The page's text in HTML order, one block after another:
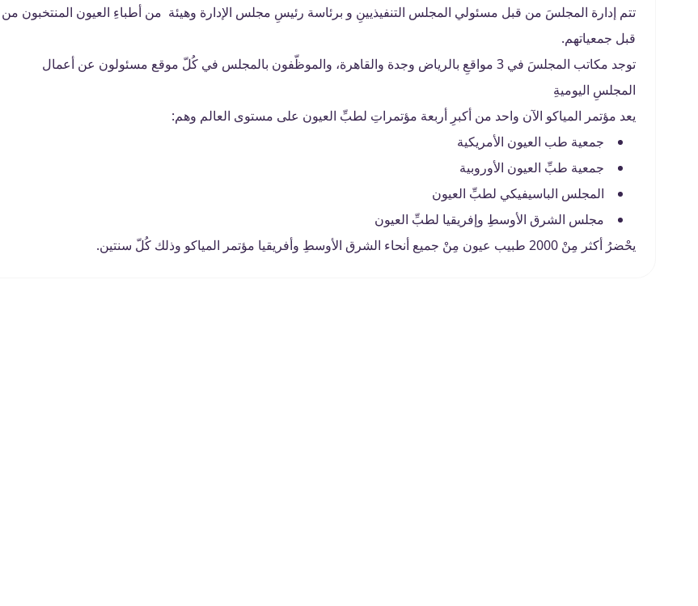
تتم إدارة المجلسَ من قبل مسئولي المجلس التنفيذيينِ و برئاسة رئيسِ مجلس الإدارة وهيئة من أطباءِ العيون المنتخبون من
قبل جمعياتهم.
توجد مكاتب المجلسَ في 3 مواقعِ بالرياض وجدة والقاهرة، والموظّفون بالمجلس في كُلّ موقع مسئولون عن أعمال
المجلسِ اليوميةِ
يعد مؤتمر المياكو الآن واحد من أكبرِ أربعة مؤتمراتِ لطبِّ العيون على مستوى العالم وهم:
جمعية طب العيون الأمريكية
جمعية طبِّ العيون الأوروبية
المجلس الباسيفيكي لطبِّ العيون
مجلس الشرق الأوسطِ وإفريقيا لطبِّ العيون
يحْضرُ أكثر مِنْ 2000 طبيب عيون مِنْ جميع أنحاء الشرق الأوسطِ وأفريقيا مؤتمر المياكو وذلك كُلّ سنتين.